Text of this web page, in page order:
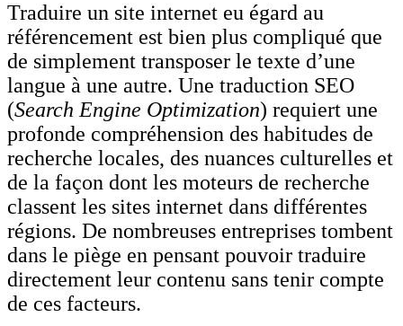
Traduire un site internet eu égard au
référencement est bien plus compliqué que
de simplement transposer le texte d’une
langue à une autre. Une traduction SEO
(Search Engine Optimization) requiert une
profonde compréhension des habitudes de
recherche locales, des nuances culturelles et
de la façon dont les moteurs de recherche
classent les sites internet dans différentes
régions. De nombreuses entreprises tombent
dans le piège en pensant pouvoir traduire
directement leur contenu sans tenir compte
de ces facteurs.